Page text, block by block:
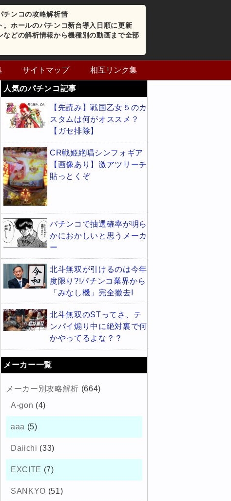
チンコの攻略解析情
。ホールのパチンコ新台導入日順に更新
どの解析情報から機種別の動画まで全部
サイトマップ 相互リンク集
人気のパチンコ記事
【先読み】戦国乙女５のカ
スタムは何がオススメ？
【ガセ排除】
CR戦姫絶唱シンフォギア
【画像あり】激アツリーチ
貼っとくぞ
パチンコで抽選確率が明ら
かにおかしいと思うメーカ
ー
北斗無双が引けるのは今年
度限り?!パチンコ業界から
「みなし機」完全撤去!
北斗無双のSTってさ、テ
ンパイ煽り中に絶対裏で何
かやってるよな？？
メーカー一覧
メーカー別攻略解析 (664)
A-gon (4)
aaa (5)
Daiichi (33)
EXCITE (7)
SANKYO (51)